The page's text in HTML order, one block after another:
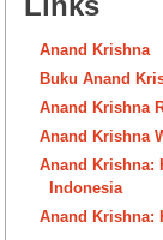
Anand Krishna
Buku Anand
Anand Krishna
Anand Krishna
Anand Krishna:
Indonesia
Anand Krishna: